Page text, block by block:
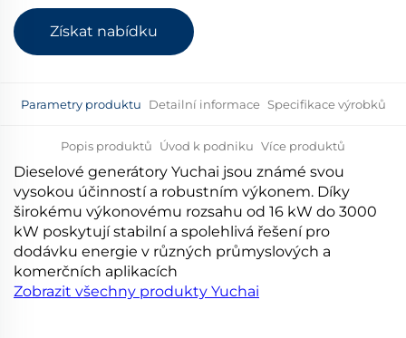
Získat nabídku
Parametry produktu Detailní informace Specifikace výrobků
Popis produktů Úvod k podniku Více produktů
Dieselové generátory Yuchai jsou známé svou
vysokou účinností a robustním výkonem. Díky
širokému výkonovému rozsahu od 16 kW do 3000
kW poskytují stabilní a spolehlivá řešení pro
dodávku energie v různých průmyslových a
komerčních aplikacích
Zobrazit všechny produkty Yuchai